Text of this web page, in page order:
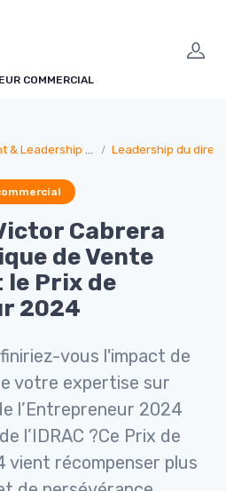
COMMERCIAL
Commercial Leadership du
Cabrera
de Vente
Prix de
2024
vous l'impact de
votre expertise sur
l’Entrepreneur 2024
l’IDRAC ?Ce Prix de
vient récompenser plus